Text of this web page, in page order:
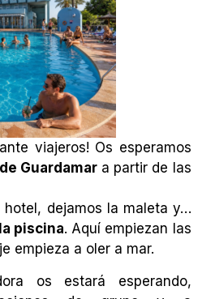
viajeros! Os esperamos
Guardamar a partir de las
hotel, dejamos la maleta y…
piscina. Aquí empiezan las
empieza a oler a mar.
os estará esperando,